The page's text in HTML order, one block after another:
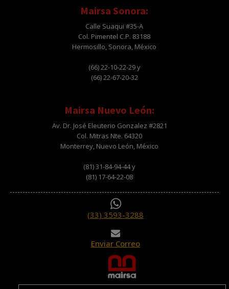
Mairsa Sonora:
Calle Suaqui #35-A
Col. Pimentel C.P. 83188
Hermosillo, Sonora, México
(66) 22-10-22-29 y
(66) 22-67-20-32
Mairsa Nuevo León:
Av. Dr. José Eleuterio Gonzalez #2821
Col. Mitras Nte. 64320
Monterrey, Nuevo León, México
(81) 31-84-94-44 y
(81) 17-64-22-08
(33) 3593-3288
Enviar Correo